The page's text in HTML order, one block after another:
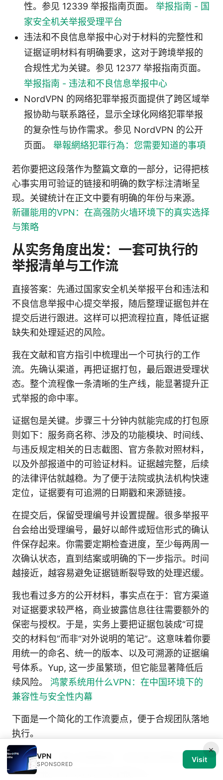
性。参见 12339 举报指南页面。 举报指南 - 国
家安全机关举报受理平台
违法和不良信息举报中心对于材料的完整性和
证据证明材料有明确要求，这对于跨境举报的
合规性尤为关键。参见 12377 举报指南页面。
举报指南 - 违法和不良信息举报中心
NordVPN 的网络犯罪举报页面提供了跨区域举
报协助与联系路径，显示全球化网络犯罪举报
的复杂性与协作需求。参见 NordVPN 的公开
页面。 舉報網絡犯罪行為：您需要知道的事項
若你要把这段落作为整篇文章的一部分，记得把核
心事实用可验证的链接和明确的数字标注清晰呈
现。关键统计在正文中要有明确的年份与来源。
新疆能用的VPN：在高强防火墙环境下的真实选择
与策略
从实务角度出发：一套可执行的
举报清单与工作流
直接答案：先通过国家安全机关举报平台和违法和
不良信息举报中心提交举报，随后整理证据包并在
提交后进行跟进。这样可以把流程拉直，降低证据
缺失和处理延迟的风险。
我在文献和官方指引中梳理出一个可执行的工作
流。先确认渠道，再把证据打包，最后跟进受理状
态。整个流程像一条清晰的生产线，能显著提升正
式举报的命中率。
证据包是关键。步骤三十分钟内就能完成的打包原
则如下：服务商名称、涉及的功能模块、时间线、
与违反规定相关的日志截图、官方条款对照材料，
以及外部报道中的可验证材料。证据越完整，后续
的法律评估就越稳。为了便于法院或执法机构快速
定位，证据要有可追溯的日期戳和来源链接。
在提交后，保留受理编号并设置提醒。很多举报平
台会给出受理编号，最好以邮件或短信形式的确认
件保存起来。你需要定期检查进度，至少每两周一
次确认状态，直到结案或明确的下一步指示。时间
越接近，越容易避免证据链断裂导致的处理迟缓。
我也看过多方的公开材料，事实点在于：官方渠道
对证据要求较严格，商业披露信息往往需要额外的
保密与授权。于是，实务上要把证据包装成“可提
交的材料包”而非“对外说明的笔记”。这意味着你要
用统一的命名、统一的版本、以及可溯源的证据编
号体系。Yup, 这一步虽繁琐，但它能显著降低后
续风险。 鸿蒙系统用什么VPN：在中国环境下的
兼容性与安全性内幕
下面是一个简化的工作流要点，便于合规团队落地
执行。
步骤一：确认举报渠道，优先通过国家安全机
关举报平台与违法信息举报中心。
×
VPN
SPONSORED
Visit